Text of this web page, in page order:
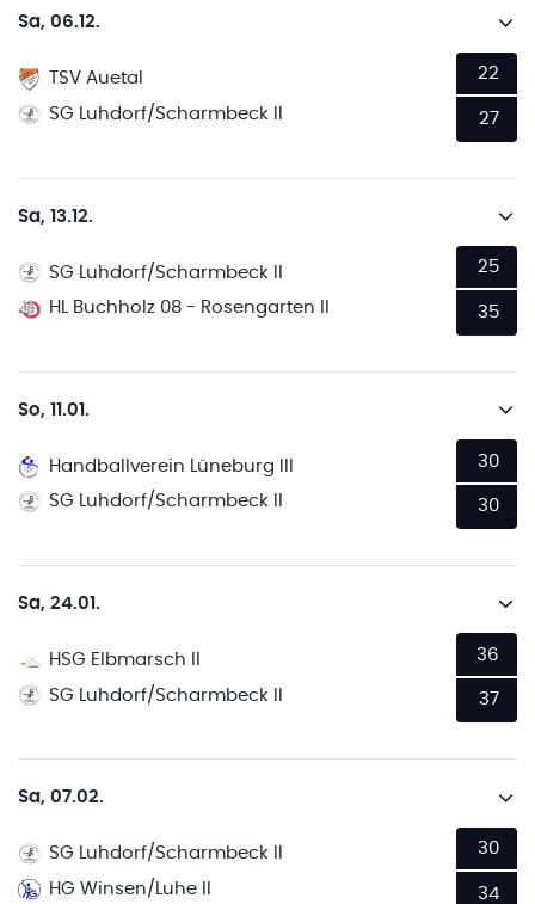
Sa, 06.12.
TSV Auetal
SG Luhdorf/Scharmbeck II
22
27
Sa, 13.12.
SG Luhdorf/Scharmbeck II
HL Buchholz 08 - Rosengarten II
25
35
So, 11.01.
Handballverein Lüneburg III
SG Luhdorf/Scharmbeck II
30
30
Sa, 24.01.
HSG Elbmarsch II
SG Luhdorf/Scharmbeck II
36
37
Sa, 07.02.
SG Luhdorf/Scharmbeck II
HG Winsen/Luhe II
30
34